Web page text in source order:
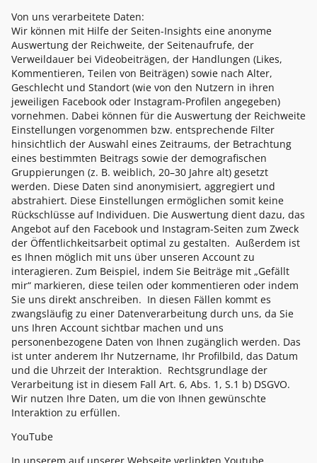
Von uns verarbeitete Daten:
Wir können mit Hilfe der Seiten-Insights eine anonyme
Auswertung der Reichweite, der Seitenaufrufe, der
Verweildauer bei Videobeiträgen, der Handlungen (Likes,
Kommentieren, Teilen von Beiträgen) sowie nach Alter,
Geschlecht und Standort (wie von den Nutzern in ihren
jeweiligen Facebook oder Instagram-Profilen angegeben)
vornehmen. Dabei können für die Auswertung der Reichweite
Einstellungen vorgenommen bzw. entsprechende Filter
hinsichtlich der Auswahl eines Zeitraums, der Betrachtung
eines bestimmten Beitrags sowie der demografischen
Gruppierungen (z. B. weiblich, 20–30 Jahre alt) gesetzt
werden. Diese Daten sind anonymisiert, aggregiert und
abstrahiert. Diese Einstellungen ermöglichen somit keine
Rückschlüsse auf Individuen. Die Auswertung dient dazu, das
Angebot auf den Facebook und Instagram-Seiten zum Zweck
der Öffentlichkeitsarbeit optimal zu gestalten. Außerdem ist
es Ihnen möglich mit uns über unseren Account zu
interagieren. Zum Beispiel, indem Sie Beiträge mit „Gefällt
mir“ markieren, diese teilen oder kommentieren oder indem
Sie uns direkt anschreiben. In diesen Fällen kommt es
zwangsläufig zu einer Datenverarbeitung durch uns, da Sie
uns Ihren Account sichtbar machen und uns
personenbezogene Daten von Ihnen zugänglich werden. Das
ist unter anderem Ihr Nutzername, Ihr Profilbild, das Datum
und die Uhrzeit der Interaktion. Rechtsgrundlage der
Verarbeitung ist in diesem Fall Art. 6, Abs. 1, S.1 b) DSGVO.
Wir nutzen Ihre Daten, um die von Ihnen gewünschte
Interaktion zu erfüllen.
YouTube